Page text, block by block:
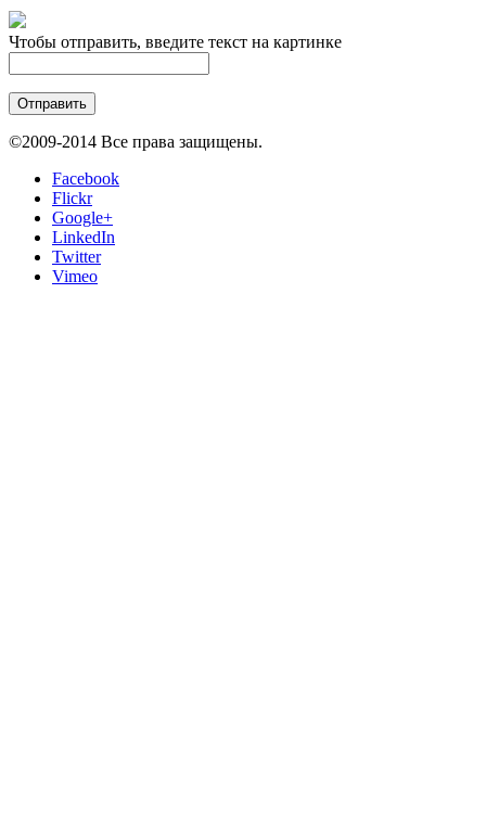
Чтобы отправить, введите текст на картинке
©2009-2014 Все права защищены.
Facebook
Flickr
Google+
LinkedIn
Twitter
Vimeo